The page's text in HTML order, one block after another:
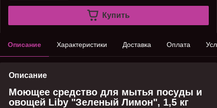
Купить
Описание Характеристики Доставка Оплата
Описание
Моющее средство для мытья посуды и
овощей Liby "Зеленый Лимон", 1,5 кг